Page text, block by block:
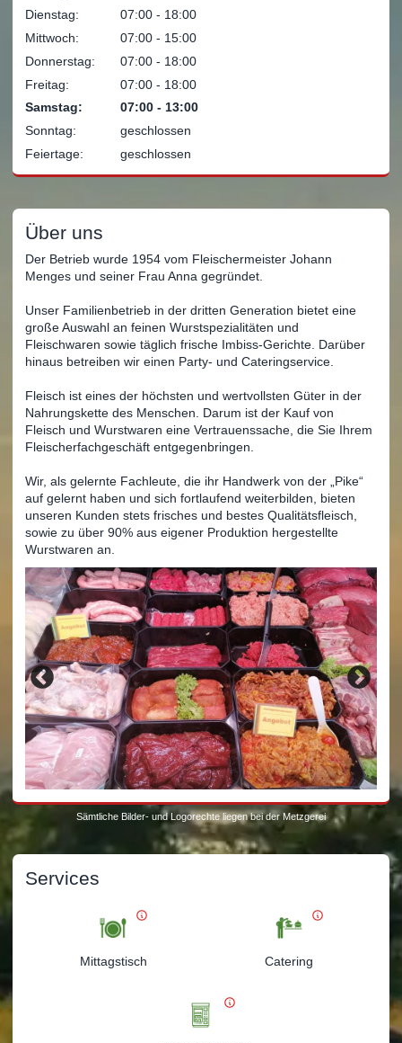
Dienstag:
07:00 ‐ 18:00
Mittwoch:
07:00 ‐ 15:00
Donnerstag:
07:00 ‐ 18:00
Freitag:
07:00 ‐ 18:00
Samstag:
07:00 ‐ 13:00
Sonntag:
geschlossen
Feiertage:
geschlossen
Über uns
Der Betrieb wurde 1954 vom Fleischermeister Johann
Menges und seiner Frau Anna gegründet.
Unser Familienbetrieb in der dritten Generation bietet eine
große Auswahl an feinen Wurstspezialitäten und
Fleischwaren sowie täglich frische Imbiss-Gerichte. Darüber
hinaus betreiben wir einen Party- und Cateringservice.
Fleisch ist eines der höchsten und wertvollsten Güter in der
Nahrungskette des Menschen. Darum ist der Kauf von
Fleisch und Wurstwaren eine Vertrauenssache, die Sie Ihrem
Fleischerfachgeschäft entgegenbringen.
Wir, als gelernte Fachleute, die ihr Handwerk von der „Pike“
auf gelernt haben und sich fortlaufend weiterbilden, bieten
unseren Kunden stets frisches und bestes Qualitätsfleisch,
sowie zu über 90% aus eigener Produktion hergestellte
Wurstwaren an.
Sämtliche Bilder- und Logorechte liegen bei der Metzgerei
Services
Mittagstisch Catering